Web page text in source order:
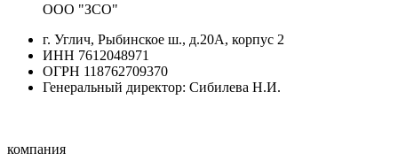
ООО "ЗСО"
г. Углич, Рыбинское ш., д.20А, корпус 2
ИНН 7612048971
ОГРН 118762709370
Генеральный директор: Сибилева Н.И.
компания